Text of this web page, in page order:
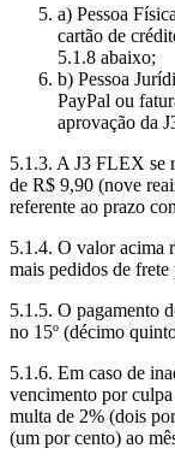
a) Pessoa
cartão de
5.1.8 abaixo;
b) Pessoa
PayPal ou
aprovação da
5.1.3. A J3 FLEX se
de R$ 9,90 (nove
referente ao prazo
5.1.4. O valor acima
mais pedidos de
5.1.5. O pagamento
no 15º (décimo
5.1.6. Em caso de
vencimento por
multa de 2% (dois
(um por cento) ao